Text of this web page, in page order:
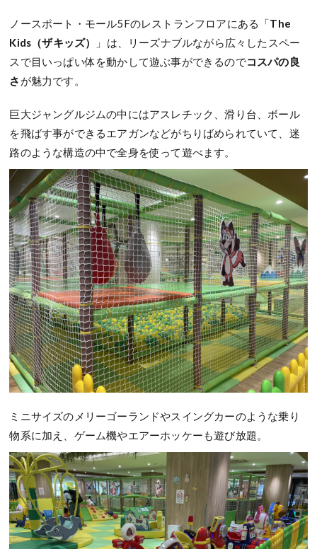
ノースポート・モール5Fのレストランフロアにある「The
Kids（ザキッズ）
」は、リーズナブルながら広々したスペー
スで目いっぱい体を動かして遊ぶ事ができるのでコスパの良
さ が魅力です。
巨大ジャングルジムの中にはアスレチック、滑り台、ボール
を飛ばす事ができるエアガンなどがちりばめられていて、迷
路のような構造の中で全身を使って遊べます。
ミニサイズのメリーゴーランドやスイングカーのような乗り
物系に加え、ゲーム機やエアーホッケーも遊び放題。